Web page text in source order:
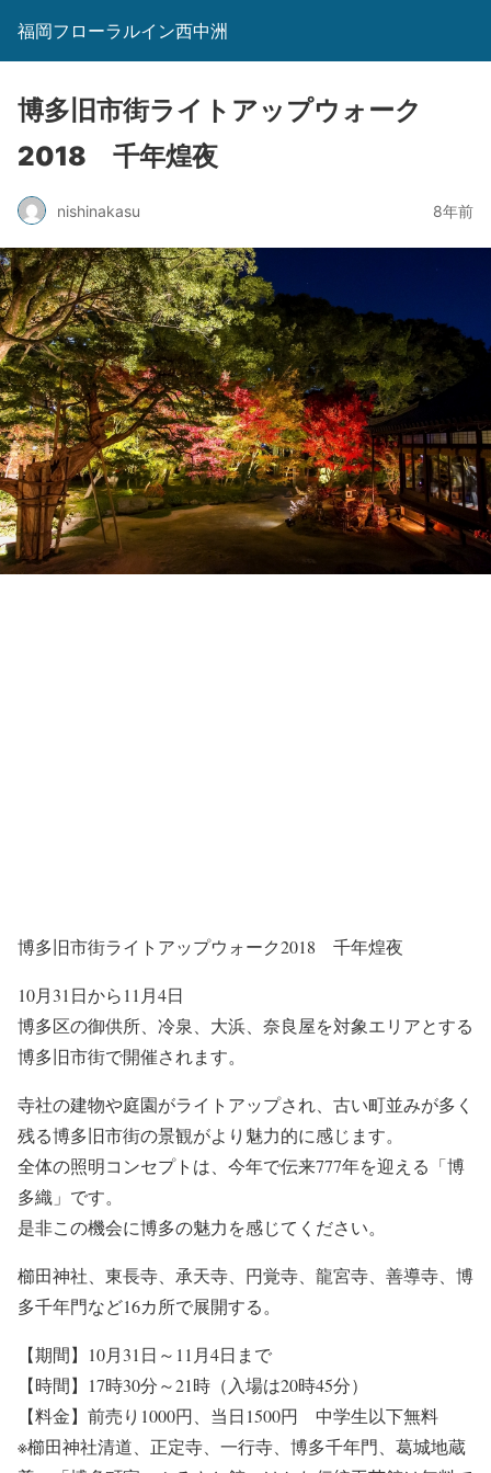
福岡フローラルイン西中洲
博多旧市街ライトアップウォーク
2018 千年煌夜
nishinakasu 8年前
博多旧市街ライトアップウォーク2018 千年煌夜
10月31日から11月4日
博多区の御供所、冷泉、大浜、奈良屋を対象エリアとする
博多旧市街で開催されます。
寺社の建物や庭園がライトアップされ、古い町並みが多く
残る博多旧市街の景観がより魅力的に感じます。
全体の照明コンセプトは、今年で伝来777年を迎える「博
多織」です。
是非この機会に博多の魅力を感じてください。
櫛田神社、東長寺、承天寺、円覚寺、龍宮寺、善導寺、博
多千年門など16カ所で展開する。
【期間】10月31日～11月4日まで
【時間】17時30分～21時（入場は20時45分）
【料金】前売り1000円、当日1500円 中学生以下無料
※櫛田神社清道、正定寺、一行寺、博多千年門、葛城地蔵